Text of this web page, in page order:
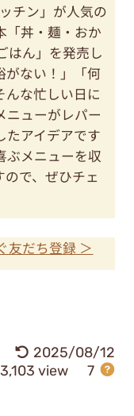
チン」が人気の
「丼・麺・おか
はん」を発売し
がない！」「何
んな忙しい日に
ニューがレパー
たアイデアです
ぶメニューを収
で、ぜひチェ
友だち登録 ＞
2025/08/12
view
7